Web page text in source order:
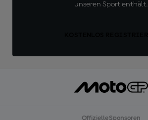
unseren Sport enthält.
Offizielle Sponsoren